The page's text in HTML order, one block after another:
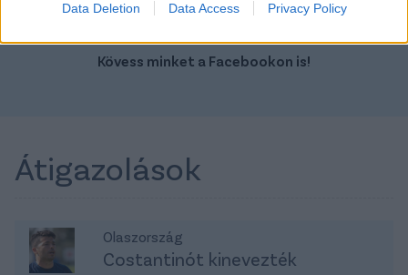
Data Deletion Data Access Privacy Policy
Kövess minket a Facebookon is!
Átigazolások
Olaszország
Costantinót kinevezték